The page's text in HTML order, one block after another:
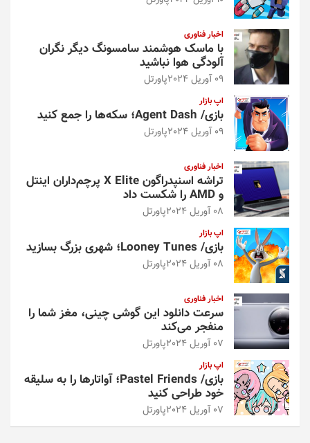
اخبار فناوری
با ماسک هوشمند سامسونگ دیگر نگران
آلودگی هوا نباشید
09 آوریل 2024 پاورتل
اپ بازار
بازی/ Agent Dash؛ سکه‌ها را جمع کنید
09 آوریل 2024 پاورتل
اخبار فناوری
تراشه اسنپدراگون X Elite پرچم‌داران اینتل
و AMD را شکست داد
08 آوریل 2024 پاورتل
اپ بازار
بازی/ Looney Tunes؛ شهری بزرگ بسازید
08 آوریل 2024 پاورتل
اخبار فناوری
سرعت دانلود این گوشی چینی، مغز شما را
منفجر می‌کند
07 آوریل 2024 پاورتل
اپ بازار
بازی/ Pastel Friends؛ آواتارها را به سلیقه
خود طراحی کنید
07 آوریل 2024 پاورتل